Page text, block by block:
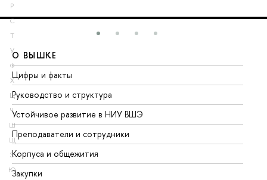
Р
С
Т
У
Ф
Х
Ц
Ч
Ш
Щ
Э
Ю
О ВЫШКЕ
Цифры и факты
Руководство и структура
Устойчивое развитие в НИУ ВШЭ
Преподаватели и сотрудники
Корпуса и общежития
Закупки